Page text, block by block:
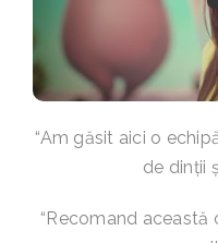
“Am găsit aici o
de dinții
“Recomand